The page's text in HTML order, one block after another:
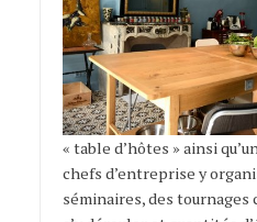
« table d’hôtes » ainsi
chefs d’entreprise y
séminaires, des